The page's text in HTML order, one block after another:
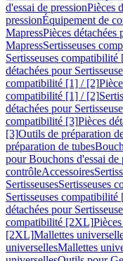
d'essai de pressionPièces
pressionÉquipement de
MapressPièces
MapressSertisseuses
Sertisseuses compatibilité
détachées pour
compatibilité [1] / [2]
compatibilité [1] / [2]
détachées pour
compatibilité [3]Pièces
[3]Outils de préparation
préparation de tubes
pour Bouchons d'essai de
contrôleAccessoires
SertisseusesSertisseuses
Sertisseuses compatibilité
détachées pour
compatibilité [2XL]
[2XL]Mallettes
universellesMallettes